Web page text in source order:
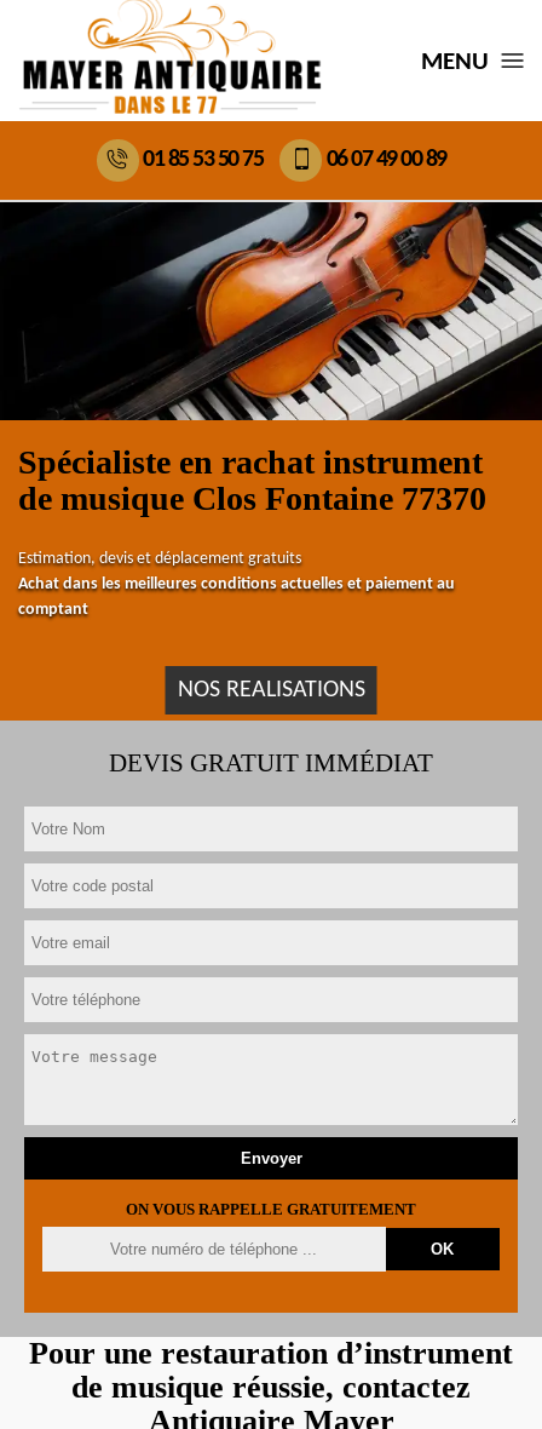
MENU
01 85 53 50 75 06 07 49 00 89
Spécialiste en rachat instrument
de musique Clos Fontaine 77370
Estimation, devis et déplacement gratuits
Achat dans les meilleures conditions actuelles et paiement au
comptant
NOS REALISATIONS
DEVIS GRATUIT IMMÉDIAT
ON VOUS RAPPELLE GRATUITEMENT
Pour une restauration d’instrument
de musique réussie, contactez
Antiquaire Mayer